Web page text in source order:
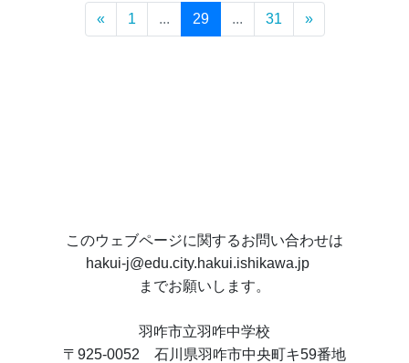
« 1 ... 29 ... 31 »
このウェブページに関するお問い合わせは
hakui-j@edu.city.hakui.ishikawa.jp
までお願いします。
羽咋市立羽咋中学校
〒925-0052 石川県羽咋市中央町キ59番地